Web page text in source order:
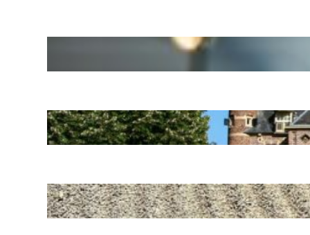
Ontrafelen met behoud
Familieopstellingen in
Kasteel Wijchen
Leiderschap en teams in
transitie